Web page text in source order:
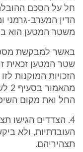
חל על הסכם
הדין המערב-גרמני
משטר המטען הוא
הזכויות המוקנות
החל ואת מקום
4. הצדדים הגישו
העובדתיות, ולא
תצהיריהם.